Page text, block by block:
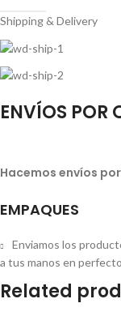
Shipping & Delivery
ENVÍOS POR
Hacemos envíos
EMPAQUES
Enviamos los
a tus manos en
Related